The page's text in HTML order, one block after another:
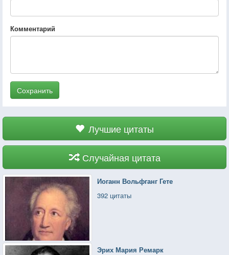
Комментарий
Сохранить
Лучшие цитаты
Случайная цитата
Иоганн Вольфганг Гете
392 цитаты
Эрих Мария Ремарк